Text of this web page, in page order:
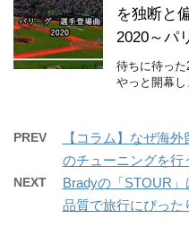
を独断と
2020～パ
待ちに待った
やっと開幕し
PREV
【コラム】なぜ海
のチューニングを行
NEXT
Bradyの「STOUR
品質で旅行にぴった